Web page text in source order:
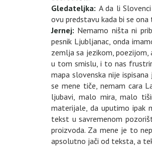
Gledateljka: A da li
ovu predstavu kada bi se
Jernej: Nemamo ništa ni
pesnik Ljubljanac, onda
zemlja sa jezikom,
u tom smislu, i to nas
mapa slovenska nije
se mene tiče, nemam cara
ljubavi, malo mira, malo
materijale, da uputimo ipak
tekst u savremenom
proizvoda. Za mene je to
apsolutno jači od teksta, a